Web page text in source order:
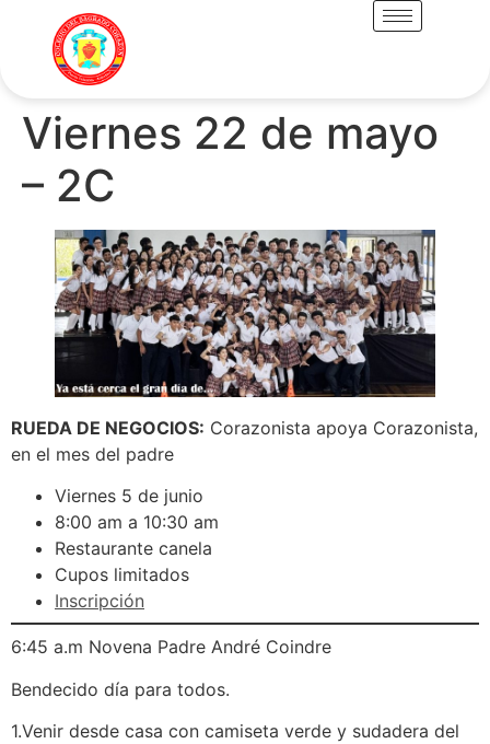
Viernes 22 de mayo
– 2C
RUEDA DE NEGOCIOS: Corazonista apoya Corazonista,
en el mes del padre
Viernes 5 de junio
8:00 am a 10:30 am
Restaurante canela
Cupos limitados
Inscripción
6:45 a.m Novena Padre André Coindre
Bendecido día para todos.
1.Venir desde casa con camiseta verde y sudadera del